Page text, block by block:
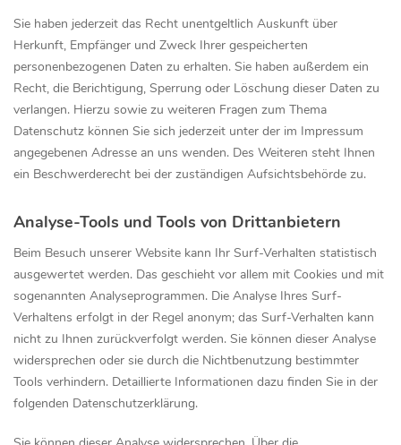
Sie haben jederzeit das Recht unentgeltlich Auskunft über
Herkunft, Empfänger und Zweck Ihrer gespeicherten
personenbezogenen Daten zu erhalten. Sie haben außerdem ein
Recht, die Berichtigung, Sperrung oder Löschung dieser Daten zu
verlangen. Hierzu sowie zu weiteren Fragen zum Thema
Datenschutz können Sie sich jederzeit unter der im Impressum
angegebenen Adresse an uns wenden. Des Weiteren steht Ihnen
ein Beschwerderecht bei der zuständigen Aufsichtsbehörde zu.
Analyse-Tools und Tools von Drittanbietern
Beim Besuch unserer Website kann Ihr Surf-Verhalten statistisch
ausgewertet werden. Das geschieht vor allem mit Cookies und mit
sogenannten Analyseprogrammen. Die Analyse Ihres Surf-
Verhaltens erfolgt in der Regel anonym; das Surf-Verhalten kann
nicht zu Ihnen zurückverfolgt werden. Sie können dieser Analyse
widersprechen oder sie durch die Nichtbenutzung bestimmter
Tools verhindern. Detaillierte Informationen dazu finden Sie in der
folgenden Datenschutzerklärung.